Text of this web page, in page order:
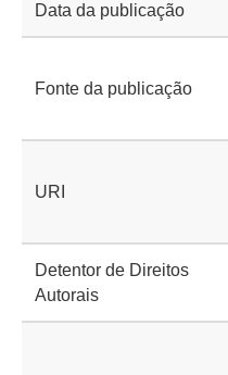
Data da publicação
Fonte da publicação
URI
Detentor de Direitos
Autorais